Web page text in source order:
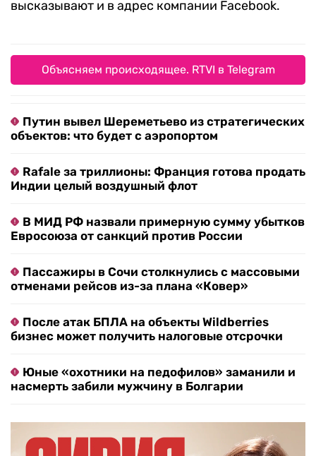
высказывают и в адрес компании Facebook.
Объясняем происходящее. RTVI в Telegram
Путин вывел Шереметьево из стратегических
объектов: что будет с аэропортом
Rafale за триллионы: Франция готова продать
Индии целый воздушный флот
В МИД РФ назвали примерную сумму убытков
Евросоюза от санкций против России
Пассажиры в Сочи столкнулись с массовыми
отменами рейсов из-за плана «Ковер»
После атак БПЛА на объекты Wildberries
бизнес может получить налоговые отсрочки
Юные «охотники на педофилов» заманили и
насмерть забили мужчину в Болгарии